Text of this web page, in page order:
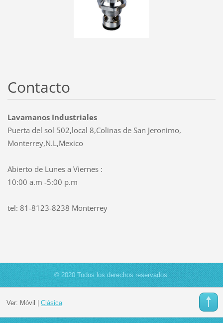
Contacto
Lavamanos Industriales
Puerta del sol 502,local 8,Colinas de San Jeronimo,
Monterrey,N.L,Mexico
Abierto de Lunes a Viernes :
10:00 a.m -5:00 p.m
tel: 81-8123-8238 Monterrey
© 2020 Todos los derechos reservados.
Ver: Móvil Clásica